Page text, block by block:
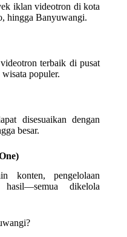
iklan videotron di kota
hingga Banyuwangi.
terbaik di pusat
populer.
disesuaikan dengan
besar.
konten, pengelolaan
dikelola